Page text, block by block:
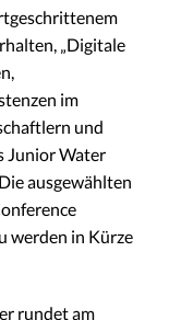
„Digitale
im
und
Junior Water
ausgewählten
werden in Kürze
rundet am